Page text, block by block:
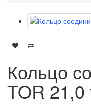
Кольцо
TOR 21,0